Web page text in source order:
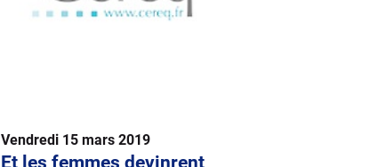
Vendredi 15 mars 2019